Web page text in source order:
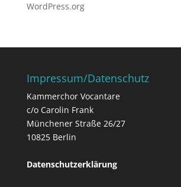
WordPress.org
Impressum/Datenschutz
Kammerchor Vocantare
c/o Carolin Frank
Münchener Straße 26/27
10825 Berlin
Datenschutzerklärung